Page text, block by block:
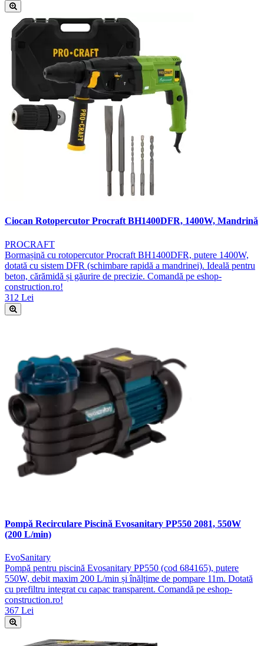
Ciocan Rotopercutor Procraft BH1400DFR, 1400W, Mandrină
PROCRAFT
Bormașină cu rotopercutor Procraft BH1400DFR, putere 1400W,
dotată cu sistem DFR (schimbare rapidă a mandrinei). Ideală pentru
beton, cărămidă și găurire de precizie. Comandă pe eshop-
construction.ro!
312 Lei
Pompă Recirculare Piscină Evosanitary PP550 2081, 550W
(200 L/min)
EvoSanitary
Pompă pentru piscină Evosanitary PP550 (cod 684165), putere
550W, debit maxim 200 L/min și înălțime de pompare 11m. Dotată
cu prefiltru integrat cu capac transparent. Comandă pe eshop-
construction.ro!
367 Lei